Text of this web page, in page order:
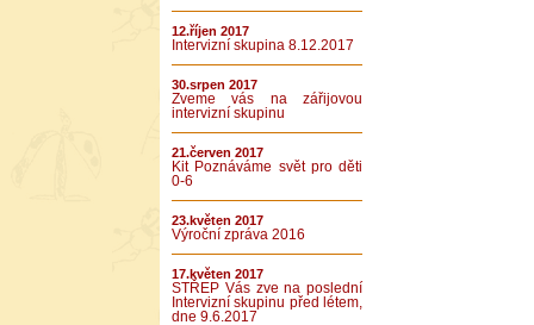
12.říjen 2017
Intervizní skupina 8.12.2017
30.srpen 2017
Zveme vás na zářijovou
intervizní skupinu
21.červen 2017
Kit Poznáváme svět pro děti
0-6
23.květen 2017
Výroční zpráva 2016
17.květen 2017
STŘEP Vás zve na poslední
Intervizní skupinu před létem,
dne 9.6.2017